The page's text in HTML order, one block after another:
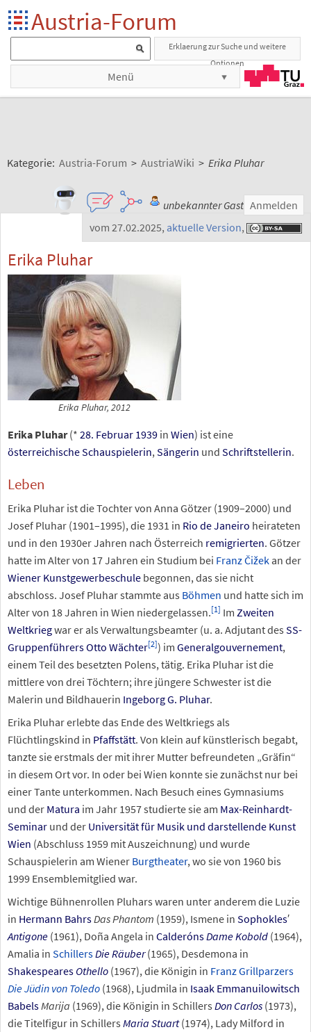
Austria-Forum
Erklaerung zur Suche und weitere
Optionen
Menü
Kategorie: Austria-Forum > AustriaWiki > Erika Pluhar
unbekannter Gast Anmelden
vom 27.02.2025, aktuelle Version,
Erika Pluhar
Erika Pluhar, 2012
Erika Pluhar(* 28. Februar 1939 in Wien) ist eine
österreichischeSchauspielerin,Sängerin und Schriftstellerin.
Leben
Erika Pluhar ist die Tochter von Anna Götzer (1909–2000) und
Josef Pluhar (1901–1995), die 1931 in Rio de Janeiro heirateten
und in den 1930er Jahren nach Österreich remigrierten. Götzer
hatte im Alter von 17 Jahren ein Studium bei Franz Čižek an der
Wiener Kunstgewerbeschule begonnen, das sie nicht
abschloss. Josef Pluhar stammte aus Böhmen und hatte sich im
Alter von 18 Jahren in Wien niedergelassen.[1] Im Zweiten
Weltkriegwar er als Verwaltungsbeamter (u. a. Adjutant des SS-
GruppenführersOtto Wächter[2]) im Generalgouvernement,
einem Teil des besetzten Polens, tätig. Erika Pluhar ist die
mittlere von drei Töchtern; ihre jüngere Schwester ist die
Malerin und Bildhauerin Ingeborg G. Pluhar.
Erika Pluhar erlebte das Ende des Weltkriegs als
Flüchtlingskind in Pfaffstätt. Von klein auf künstlerisch begabt,
tanzte sie erstmals der mit ihrer Mutter befreundeten „Gräfin“
in diesem Ort vor. In oder bei Wien konnte sie zunächst nur bei
einer Tante unterkommen. Nach Besuch eines Gymnasiums
und der Matura im Jahr 1957 studierte sie am Max-Reinhardt-
Seminar und der Universität für Musik und darstellende Kunst
Wien (Abschluss 1959 mit Auszeichnung) und wurde
Schauspielerin am Wiener Burgtheater, wo sie von 1960 bis
1999 Ensemblemitglied war.
Wichtige Bühnenrollen Pluhars waren unter anderem die Luzie
in Hermann BahrsDas Phantom (1959), Ismene in Sophokles′
Antigone (1961), Doña Angela in CalderónsDame Kobold (1964),
Amalia in SchillersDie Räuber(1965), Desdemona in
Shakespeares Othello (1967), die Königin in Franz Grillparzers
Die Jüdin von Toledo (1968), Ljudmila in Isaak Emmanuilowitsch
BabelsMarija (1969), die Königin in Schillers Don Carlos (1973),
die Titelfigur in Schillers Maria Stuart(1974), Lady Milford in